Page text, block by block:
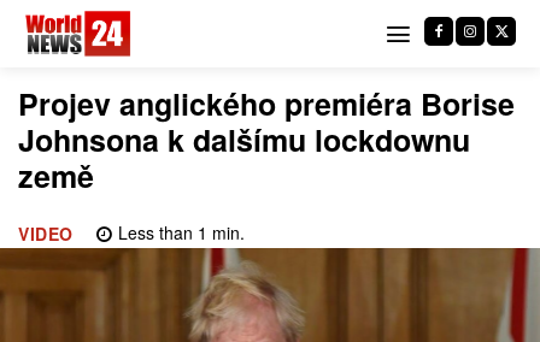
Projev anglického premiéra Borise
Johnsona k dalšímu lockdownu
země
VIDEO Less than 1 min.